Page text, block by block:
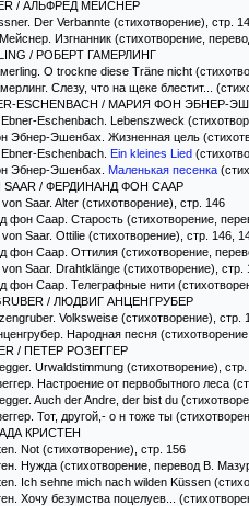
/ АЛЬФРЕД МЕЙСНЕР
Der Verbannte (стихотворение), стр.
Изгнанник (стихотворение,
/ РОБЕРТ ГАМЕРЛИНГ
О trockne diese Träne nicht
Слезу, что на щеке блестит...
ESCHENBACH / МАРИЯ ФОН ЭБНЕР-
Eschenbach. Lebenszweck
Эбнер-Эшенбах. Жизненная цель
Eschenbach. Ein kleines Lied
Эбнер-Эшенбах. Маленькая песенка
SAAR / ФЕРДИНАНД ФОН СААР
Saar. Alter (стихотворение), стр. 146
фон Саар. Старость (стихотворение,
Saar. Ottilie (стихотворение), стр. 146,
фон Саар. Оттилия (стихотворение,
Saar. Drahtklänge (стихотворение), стр.
фон Саар. Телеграфные нити
/ ЛЮДВИГ АНЦЕНГРУБЕР
Volksweise (стихотворение), стр.
Народная песня
/ ПЕТЕР РОЗЕГГЕР
Urwaldstimmung (стихотворение),
Настроение от первобытного леса
Auch der Andre, der bist du
Тот, другой,- о н тоже ты
АДА КРИСТЕН
Not (стихотворение), стр. 156
Нужда (стихотворение, перевод В.
Ich sehne mich nach wilden Küssen
Хочу безумства поцелуев...